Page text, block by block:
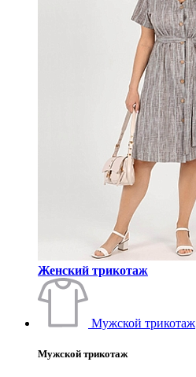
Женский трикотаж
Мужской трикотаж
Мужской трикотаж